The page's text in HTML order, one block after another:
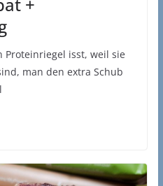
Proteinriegel isst, weil sie
man den extra Schub